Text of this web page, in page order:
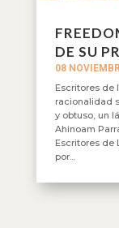
DE SU
08
Escritores de
racionalidad
y obtuso, un
Ahinoam
Escritores de
por...